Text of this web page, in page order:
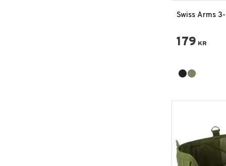
Swiss Arms
179 KR